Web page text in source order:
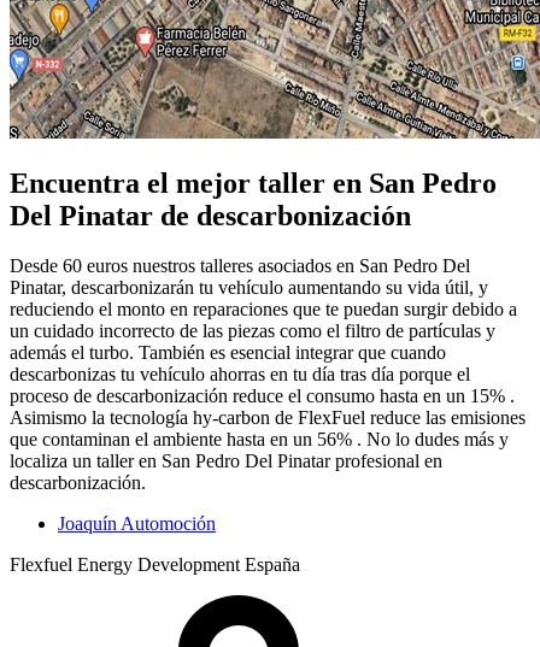
Encuentra el mejor taller en San Pedro
Del Pinatar de descarbonización
Desde 60 euros nuestros talleres asociados en San Pedro Del
Pinatar, descarbonizarán tu vehículo aumentando su vida útil, y
reduciendo el monto en reparaciones que te puedan surgir debido a
un cuidado incorrecto de las piezas como el filtro de partículas y
además el turbo. También es esencial integrar que cuando
descarbonizas tu vehículo ahorras en tu día tras día porque el
proceso de descarbonización reduce el consumo hasta en un 15% .
Asimismo la tecnología hy-carbon de FlexFuel reduce las emisiones
que contaminan el ambiente hasta en un 56% . No lo dudes más y
localiza un taller en San Pedro Del Pinatar profesional en
descarbonización.
Joaquín Automoción
Flexfuel Energy Development España